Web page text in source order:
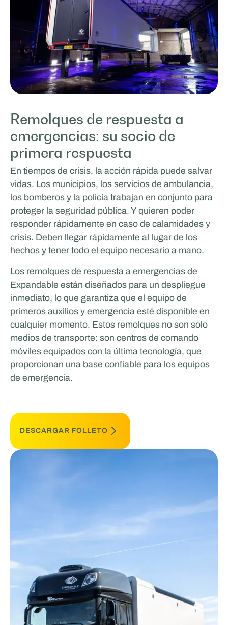
Remolques de respuesta a
emergencias: su socio de
primera respuesta
En tiempos de crisis, la acción rápida puede salvar
vidas. Los municipios, los servicios de ambulancia,
los bomberos y la policía trabajan en conjunto para
proteger la seguridad pública. Y quieren poder
responder rápidamente en caso de calamidades y
crisis. Deben llegar rápidamente al lugar de los
hechos y tener todo el equipo necesario a mano.
Los remolques de respuesta a emergencias de
Expandable están diseñados para un despliegue
inmediato, lo que garantiza que el equipo de
primeros auxilios y emergencia esté disponible en
cualquier momento. Estos remolques no son solo
medios de transporte: son centros de comando
móviles equipados con la última tecnología, que
proporcionan una base confiable para los equipos
de emergencia.
DESCARGAR FOLLETO